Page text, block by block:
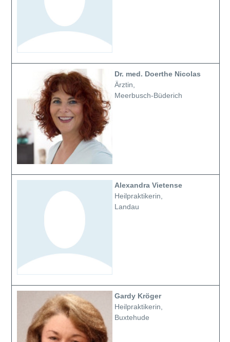
Dr. med. Doerthe Nicolas
Ärztin,
Meerbusch-Büderich
Alexandra Vietense
Heilpraktikerin,
Landau
Gardy Kröger
Heilpraktikerin,
Buxtehude